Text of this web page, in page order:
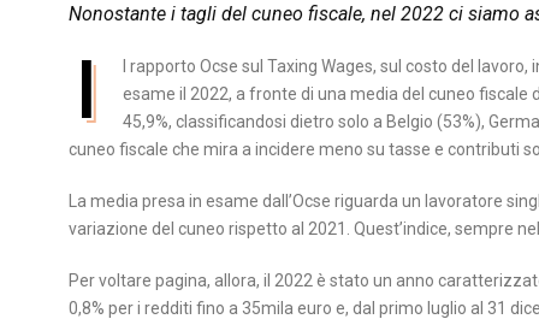
Nonostante i tagli del cuneo fiscale, nel 2022 ci siamo
I
l rapporto Ocse sul Taxing Wages, sul costo del
esame il 2022, a fronte di una media del cuneo fiscale
45,9%, classificandosi dietro solo a Belgio (53%),
cuneo fiscale che mira a incidere meno su tasse e contributi
La media presa in esame dall’Ocse riguarda un lavoratore
variazione del cuneo rispetto al 2021. Quest’indice, sempre
Per voltare pagina, allora, il 2022 è stato un anno
0,8% per i redditi fino a 35mila euro e, dal primo luglio al 31